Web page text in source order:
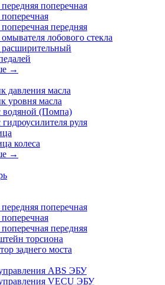
поперечная
передняя
лобового стекла
расширительный
→
давления масла
уровня масла
водяной (Помпа)
руля
колеса
→
поперечная
передняя
торсиона
заднего моста
ABS ЭБУ
VECU ЭБУ